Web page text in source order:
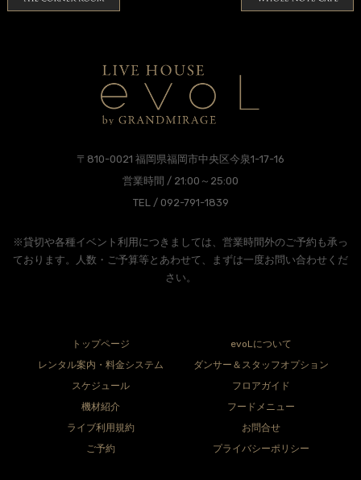
〒810-0021 福岡県福岡市中央区今泉1-17-16
営業時間 / 21:00～25:00
TEL / 092-791-1839
※貸切や各種イベント利用につきましては、営業時間外のご予約も承っ
ております。人数・ご予算等とあわせて、まずは一度お問い合わせくだ
さい。
トップページ
evoLについて
レンタル案内・料金システム
ダンサー＆スタッフオプション
スケジュール
フロアガイド
機材紹介
フードメニュー
ライブ利用規約
お問合せ
ご予約
プライバシーポリシー